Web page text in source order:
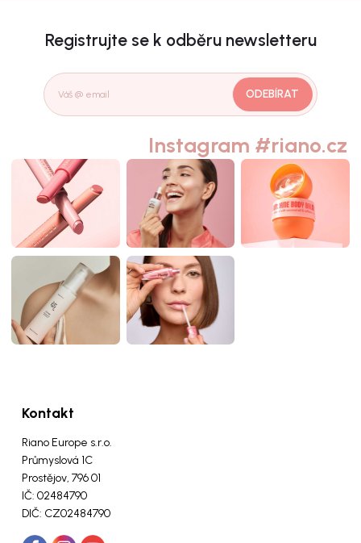
Registrujte se k odběru newsletteru
ODEBÍRAT
Instagram #riano.cz
Kontakt
Riano Europe s.r.o.
Průmyslová 1C
Prostějov, 796 01
IČ: 02484790
DIČ: CZ02484790